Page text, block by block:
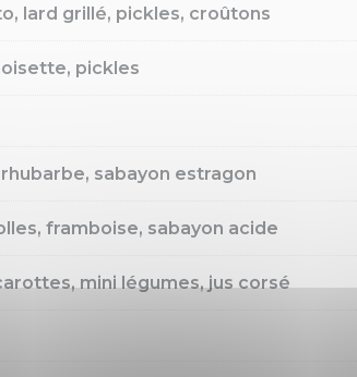
lard grillé, pickles, croûtons
pickles
sabayon estragon
framboise, sabayon acide
mini légumes, jus corsé